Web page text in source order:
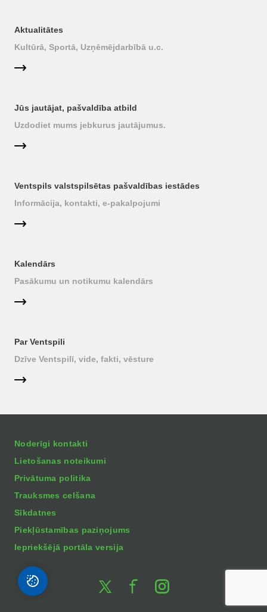
Aktualitātes
Kultūrā, Sportā, Uzņēmējdarbībā u.c.
Jūs jautājat, pašvaldība atbild
Uzdodiet mums jebkurus jautājumus.
Ventspils valstspilsētas pašvaldības iestādes
Informācija, kontakti, e-pakalpojumi
Kalendārs
Pasākumu un notikumu kalendārs
Par Ventspili
Dzīve Ventspilī, vide, fakti, vēsture
Noderīgi kontakti
Lietošanas noteikumi
Privātuma politika
Trauksmes celšana
Sīkdatnes
Piekļūstamības paziņojums
Iepriekšējā portāla versija